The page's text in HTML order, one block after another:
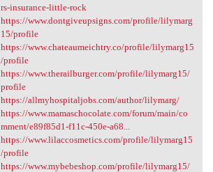
rs-insurance-little-rock
https://www.dontgiveupsigns.com/profile/lilymarg
15/profile
https://www.chateaumeichtry.co/profile/lilymarg15
/profile
https://www.therailburger.com/profile/lilymarg15/
profile
https://allmyhospitaljobs.com/author/lilymarg/
https://www.mamaschocolate.com/forum/main/co
mment/e89f85d1-f11c-450e-a68...
https://www.lilaccosmetics.com/profile/lilymarg15
/profile
https://www.mybebeshop.com/profile/lilymarg15/